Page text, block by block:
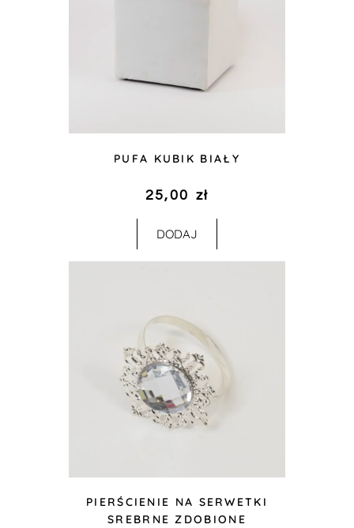
PUFA KUBIK BIAŁY
25,00 zł
DODAJ
PIERŚCIENIE NA SERWETKI
SREBRNE ZDOBIONE